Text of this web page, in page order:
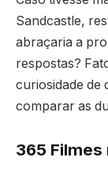
Sandcastle,
abraçaria a
respostas?
curiosidade de
comparar as
365 Filmes